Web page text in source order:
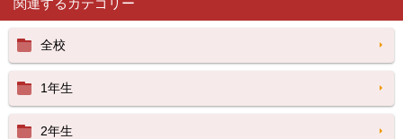
関連するカテゴリー
全校
1年生
2年生